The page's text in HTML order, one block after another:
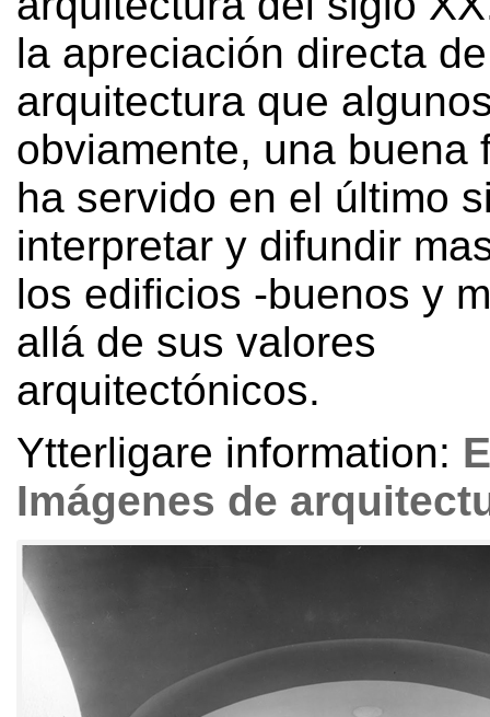
la apreciación directa
arquitectura que
obviamente, una buena
ha servido en el último
interpretar y difundir
los edificios -buenos y
allá de sus valores
arquitectónicos.
Ytterligare information:
Imágenes de